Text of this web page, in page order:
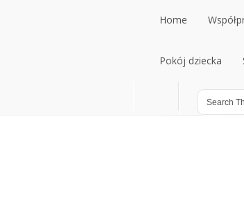
Home
Home
Pokój dziecka
Pokój dziecka